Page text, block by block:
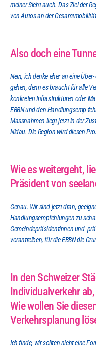
meiner Sicht auch. Das Ziel der
von Autos an der
Also doch eine
Nein, ich denke eher an eine
gehen, denn es braucht für alle
konkreten Infrastrukturen oder
EBBN und den Handlungsemp-
Massnahmen liegt jetzt in der
Nidau. Die Region wird diesen
Wie es weitergeht,
Präsident von
Genau. Wir sind jetzt dran,
Handlungsempfehlungen zu
Gemeindepräsidentinnen und -
vorantreiben, für die EBBN die
In den Schweizer
Individualverkehr
Wie wollen Sie
Verkehrsplanung
Ich finde, wir sollten nicht eine